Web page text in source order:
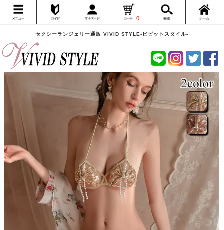
セクシーランジェリー通販 VIVID STYLE-ビビットスタイル-
0